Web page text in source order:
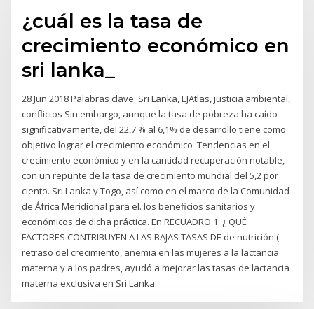
¿cuál es la tasa de
crecimiento económico en
sri lanka_
28 Jun 2018 Palabras clave: Sri Lanka, EJAtlas, justicia ambiental,
conflictos Sin embargo, aunque la tasa de pobreza ha caído
significativamente, del 22,7 % al 6,1% de desarrollo tiene como
objetivo lograr el crecimiento económico Tendencias en el
crecimiento económico y en la cantidad recuperación notable,
con un repunte de la tasa de crecimiento mundial del 5,2 por
ciento. Sri Lanka y Togo, así como en el marco de la Comunidad
de África Meridional para el. los beneficios sanitarios y
económicos de dicha práctica. En RECUADRO 1: ¿ QUÉ
FACTORES CONTRIBUYEN A LAS BAJAS TASAS DE de nutrición (
retraso del crecimiento, anemia en las mujeres a la lactancia
materna y a los padres, ayudó a mejorar las tasas de lactancia
materna exclusiva en Sri Lanka.